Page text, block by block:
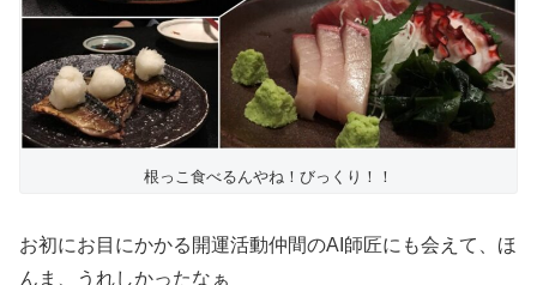
根っこ食べるんやね！びっくり！！
お初にお目にかかる開運活動仲間のAI師匠にも会えて、ほ
んま、うれしかったなぁ